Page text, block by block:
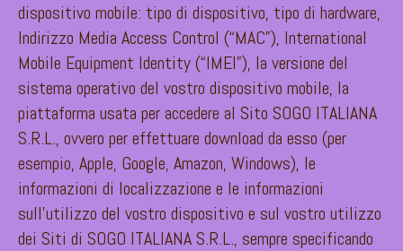
dispositivo mobile: tipo di dispositivo, tipo di hardware,
Indirizzo Media Access Control (“MAC”), International
Mobile Equipment Identity (“IMEI”), la versione del
sistema operativo del vostro dispositivo mobile, la
piattaforma usata per accedere al Sito SOGO ITALIANA
S.R.L., ovvero per effettuare download da esso (per
esempio, Apple, Google, Amazon, Windows), le
informazioni di localizzazione e le informazioni
sull’utilizzo del vostro dispositivo e sul vostro utilizzo
dei Siti di SOGO ITALIANA S.R.L., sempre specificando